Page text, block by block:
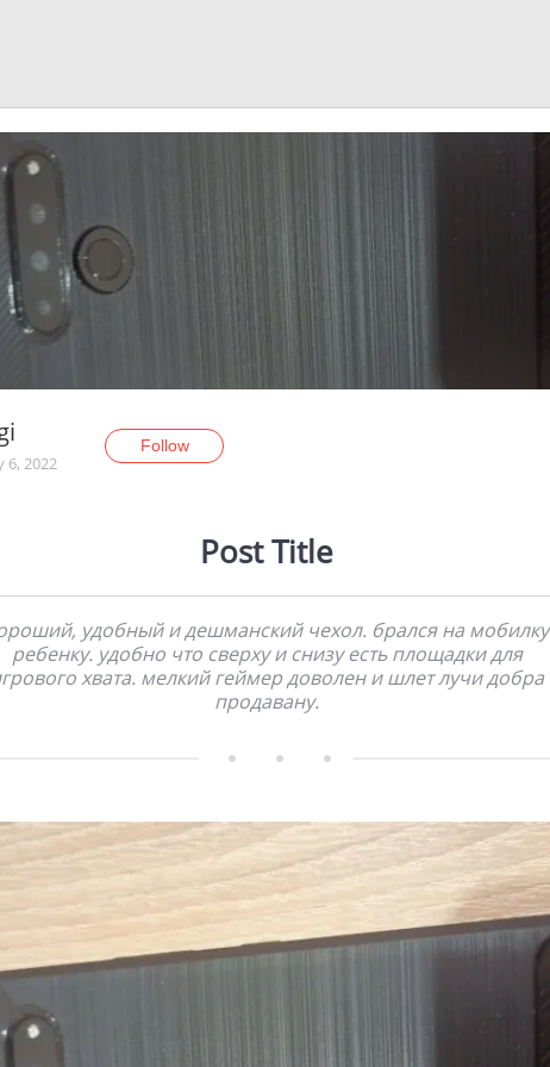
6, 2022
Follow
Post Title
удобный и дешманский чехол. брался на мобилку
ребенку. удобно что сверху и снизу есть площадки для
хвата. мелкий геймер доволен и шлет лучи добра
продавану.